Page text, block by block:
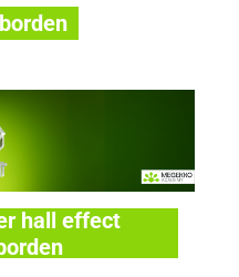
hall effect